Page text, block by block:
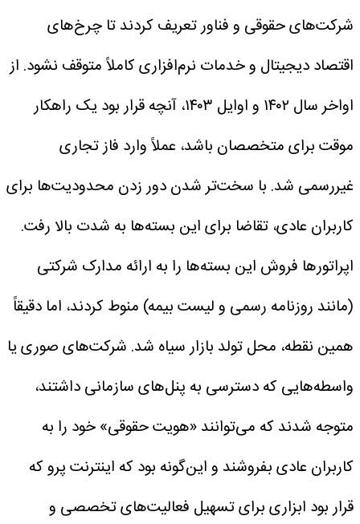
شرکت‌های حقوقی و فناور تعریف کردند تا چرخ‌های
اقتصاد دیجیتال و خدمات نرم‌افزاری کاملاً متوقف نشود. از
اواخر سال ۱۴۰۲ و اوایل ۱۴۰۳، آنچه قرار بود یک راهکار
موقت برای متخصصان باشد، عملاً وارد فاز تجاری
غیررسمی شد. با سخت‌تر شدن دور زدن محدودیت‌ها برای
کاربران عادی، تقاضا برای این بسته‌ها به شدت بالا رفت.
اپراتور‌ها فروش این بسته‌ها را به ارائه مدارک شرکتی
(مانند روزنامه رسمی و لیست بیمه) منوط کردند، اما دقیقاً
همین نقطه، محل تولد بازار سیاه شد. شرکت‌های صوری یا
واسطه‌هایی که دسترسی به پنل‌های سازمانی داشتند،
متوجه شدند که می‌توانند «هویت حقوقی» خود را به
کاربران عادی بفروشند و این‌گونه بود که اینترنت پرو که
قرار بود ابزاری برای تسهیل فعالیت‌های تخصصی و